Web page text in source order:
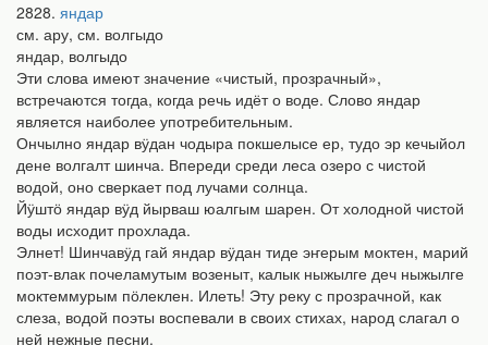
2828 яндар
см. ару, см. волгыдо
яндар, волгыдо
Эти слова имеют значение «чистый, прозрачный»,
встречаются тогда, когда речь идёт о воде. Слово яндар
является наиболее употребительным.
Ончылно яндар вӱдан чодыра покшелысе ер, тудо эр кечыйол
дене волгалт шинча. Впереди среди леса озеро с чистой
водой, оно сверкает под лучами солнца.
Йӱштӧ яндар вӱд йырваш юалгым шарен. От холодной чистой
воды исходит прохлада.
Элнет! Шинчавӱд гай яндар вӱдан тиде эҥерым моктен, марий
поэт-влак почеламутым возеныт, калык ныжылге деч ныжылге
моктеммурым пӧлеклен. Илеть! Эту реку с прозрачной, как
слеза, водой поэты воспевали в своих стихах, народ слагал о
ней нежные песни.